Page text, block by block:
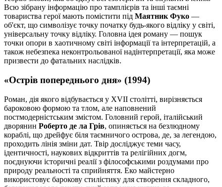
Всю зібрану інформацію про тамплієрів та інші таємні
товариства герої мають помістити під Маятник Фуко —
об'єкт, що символізує точку початку будь-якого відліку у світі,
універсальну точку відліку. Головна ідея роману — пошук
точки опори в хаотичному світі інформації та інтерпретацій, а
також небезпека неконтрольованої надінтерпретації, яка може
призвести до фатальних наслідків.
«Острів попереднього дня» (1994)
Роман, дія якого відбувається у XVII столітті, вирізняється
бароковою формою та тлом, але наповнений
постмодерністським змістом. Головний герой, італійський
дворянин Роберто де ла Грів, опиняється на безлюдному
кораблі, що дрейфує біля таємничого острова, де, за легендою,
проходить лінія зміни дат. Твір досліджує теми часу,
ідентичності, наукових відкриттів та релігійних догм,
поєднуючи історичні реалії з філософськими роздумами про
природу реальності та сприйняття. Еко майстерно
використовує барокову стилістику для створення складного,